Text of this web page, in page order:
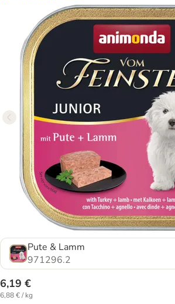
Pute & Lamm
971296.2
6,19 €
6,88 € / kg